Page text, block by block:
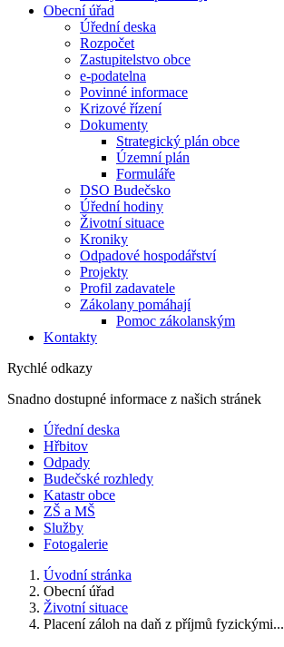
Obecní úřad
Úřední deska
Rozpočet
Zastupitelstvo obce
e-podatelna
Povinné informace
Krizové řízení
Dokumenty
Strategický plán obce
Územní plán
Formuláře
DSO Budečsko
Úřední hodiny
Životní situace
Kroniky
Odpadové hospodářství
Projekty
Profil zadavatele
Zákolany pomáhají
Pomoc zákolanským
Kontakty
Rychlé odkazy
Snadno dostupné informace z našich stránek
Úřední deska
Hřbitov
Odpady
Budečské rozhledy
Katastr obce
ZŠ a MŠ
Služby
Fotogalerie
Úvodní stránka
Obecní úřad
Životní situace
Placení záloh na daň z příjmů fyzickými...